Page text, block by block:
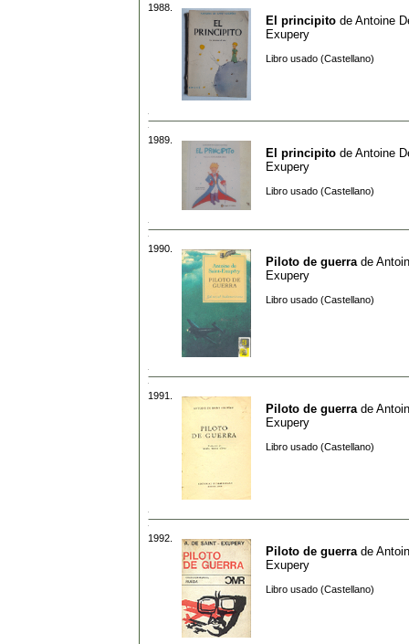
1988.
El principito de Antoine
Exupery
Libro usado (Castellano)
1989.
El principito de Antoine
Exupery
Libro usado (Castellano)
1990.
Piloto de guerra de
Exupery
Libro usado (Castellano)
1991.
Piloto de guerra de
Exupery
Libro usado (Castellano)
1992.
Piloto de guerra de
Exupery
Libro usado (Castellano)